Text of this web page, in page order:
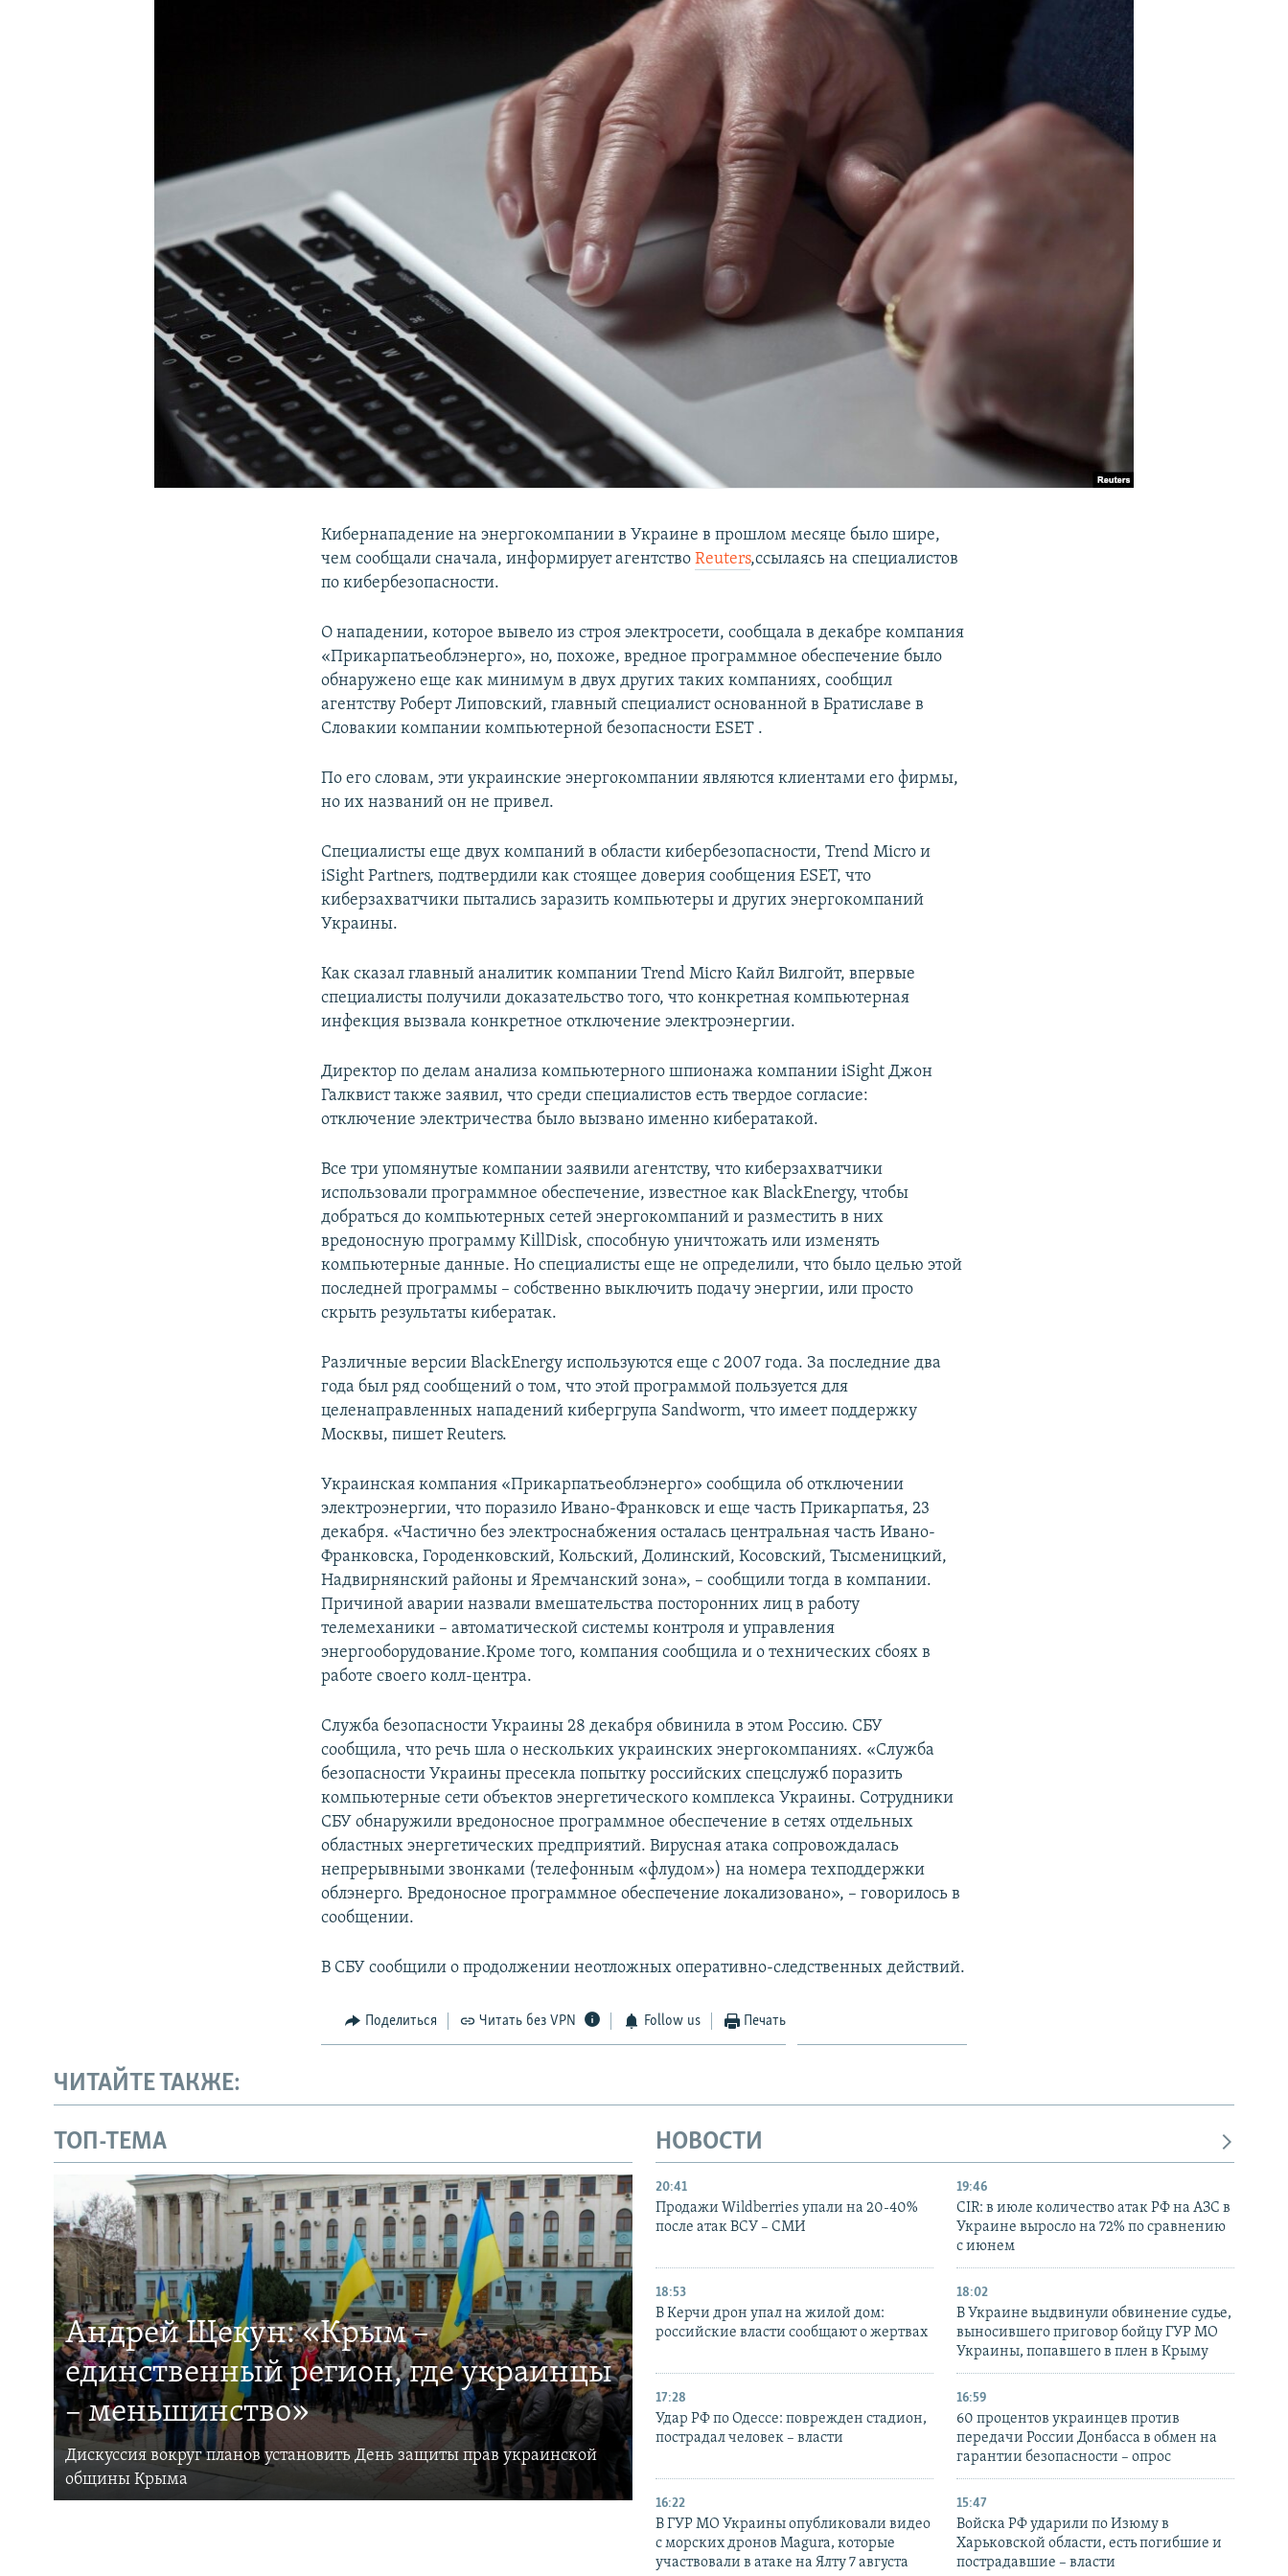
Кибернападение на энергокомпании в Украине в прошлом месяце было шире,
чем сообщали сначала, информирует агентствоReuters,ссылаясь на специалистов
по кибербезопасности.
О нападении, которое вывело из строя электросети, сообщала в декабре компания
«Прикарпатьеоблэнерго», но, похоже, вредное программное обеспечение было
обнаружено еще как минимум в двух других таких компаниях, сообщил
агентству Роберт Липовский, главный специалист основанной в Братиславе в
Словакии компании компьютерной безопасности ESET .
По его словам, эти украинские энергокомпании являются клиентами его фирмы,
но их названий он не привел.
Специалисты еще двух компаний в области кибербезопасности, Trend Micro и
iSight Partners, подтвердили как стоящее доверия сообщения ESET, что
киберзахватчики пытались заразить компьютеры и других энергокомпаний
Украины.
Как сказал главный аналитик компании Trend Micro Кайл Вилгойт, впервые
специалисты получили доказательство того, что конкретная компьютерная
инфекция вызвала конкретное отключение электроэнергии.
Директор по делам анализа компьютерного шпионажа компании iSight Джон
Галквист также заявил, что среди специалистов есть твердое согласие:
отключение электричества было вызвано именно кибератакой.
Все три упомянутые компании заявили агентству, что киберзахватчики
использовали программное обеспечение, известное как BlackEnergy, чтобы
добраться до компьютерных сетей энергокомпаний и разместить в них
вредоносную программу KillDisk, способную уничтожать или изменять
компьютерные данные. Но специалисты еще не определили, что было целью этой
последней программы – собственно выключить подачу энергии, или просто
скрыть результаты кибератак.
Различные версии BlackEnergy используются еще с 2007 года. За последние два
года был ряд сообщений о том, что этой программой пользуется для
целенаправленных нападений кибергрупа Sandworm, что имеет поддержку
Москвы, пишет Reuters.
Украинская компания «Прикарпатьеоблэнерго» сообщила об отключении
электроэнергии, что поразило Ивано-Франковск и еще часть Прикарпатья, 23
декабря. «Частично без электроснабжения осталась центральная часть Ивано-
Франковска, Городенковский, Кольский, Долинский, Косовский, Тысменицкий,
Надвирнянский районы и Яремчанский зона», – сообщили тогда в компании.
Причиной аварии назвали вмешательства посторонних лиц в работу
телемеханики – автоматической системы контроля и управления
энергооборудование.Кроме того, компания сообщила и о технических сбоях в
работе своего колл-центра.
Служба безопасности Украины 28 декабря обвинила в этом Россию. СБУ
сообщила, что речь шла о нескольких украинских энергокомпаниях. «Служба
безопасности Украины пресекла попытку российских спецслужб поразить
компьютерные сети объектов энергетического комплекса Украины. Сотрудники
СБУ обнаружили вредоносное программное обеспечение в сетях отдельных
областных энергетических предприятий. Вирусная атака сопровождалась
непрерывными звонками (телефонным «флудом») на номера техподдержки
облэнерго. Вредоносное программное обеспечение локализовано», – говорилось в
сообщении.
В СБУ сообщили о продолжении неотложных оперативно-следственных действий.
Поделиться Читать без VPN Follow us Печать
ЧИТАЙТЕ ТАКЖЕ:
ТОП-ТЕМА
Андрей Щекун: «Крым –
единственный регион, где украинцы
– меньшинство»
Дискуссия вокруг планов установить День защиты прав украинской
общины Крыма
НОВОСТИ
20:41
Продажи Wildberries упали на 20-40%
после атак ВСУ – СМИ
19:46
CIR: в июле количество атак РФ на АЗС в
Украине выросло на 72% по сравнению
с июнем
18:53
В Керчи дрон упал на жилой дом:
российские власти сообщают о жертвах
18:02
В Украине выдвинули обвинение судье,
выносившего приговор бойцу ГУР МО
Украины, попавшего в плен в Крыму
17:28
Удар РФ по Одессе: поврежден стадион,
пострадал человек – власти
16:59
60 процентов украинцев против
передачи России Донбасса в обмен на
гарантии безопасности – опрос
16:22
В ГУР МО Украины опубликовали видео
с морских дронов Magura, которые
участвовали в атаке на Ялту 7 августа
15:47
Войска РФ ударили по Изюму в
Харьковской области, есть погибшие и
пострадавшие – власти